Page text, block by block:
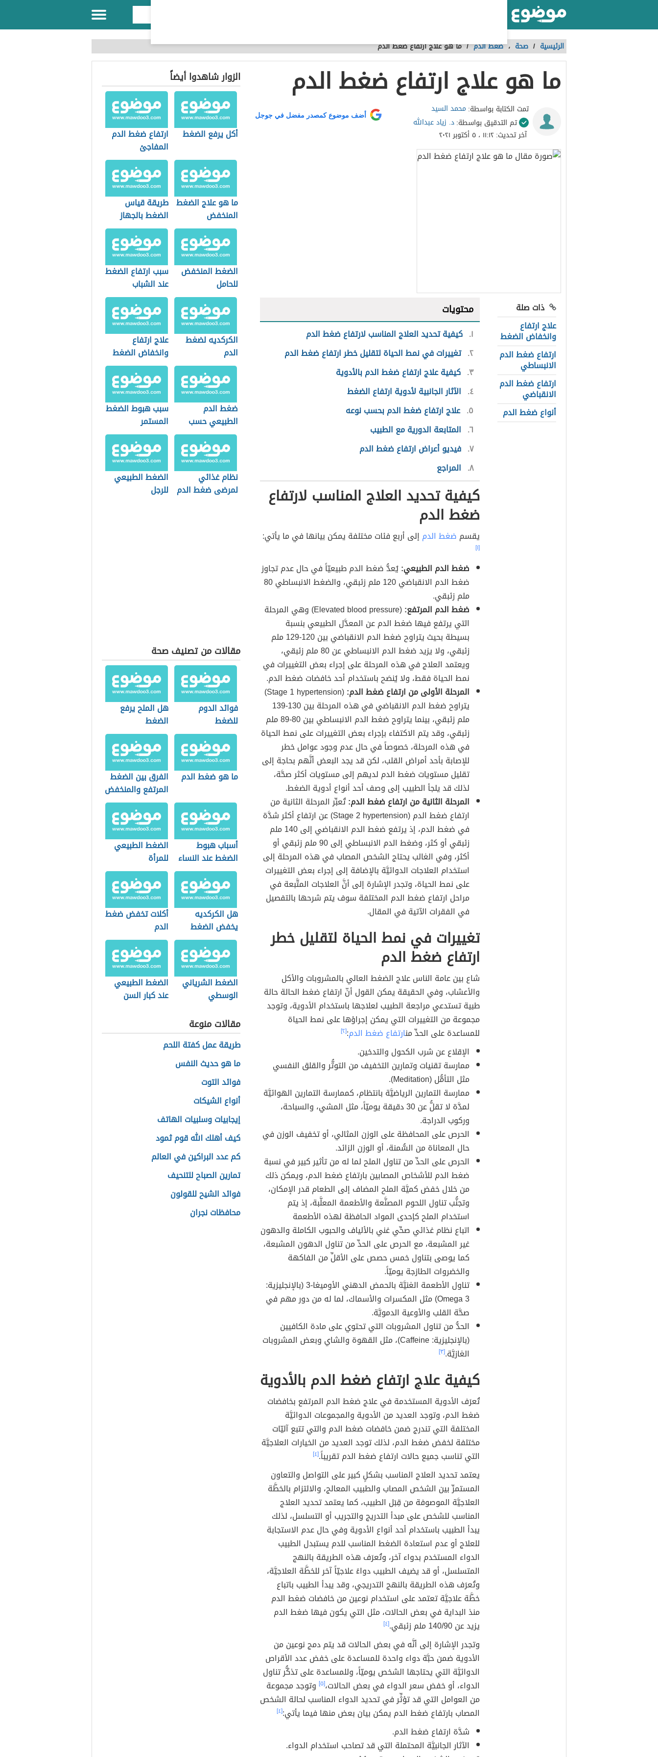
الرئيسية / صحة ،ضغط الدم /ما هو علاج ارتفاع ضغط الدم
ما هو علاج ارتفاع ضغط الدم
تمت الكتابة بواسطة: محمد السيد
تم التدقيق بواسطة:د. زياد عبدالله
آخر تحديث:١١:١٢ ، ٥ أكتوبر ٢٠٢١
أضف موضوع كمصدر مفضل في جوجل
ذات صلة
علاج ارتفاع
وانخفاض الضغط
ارتفاع ضغط الدم
الانبساطي
ارتفاع ضغط الدم
الانقباضي
أنواع ضغط الدم
محتويات
١ كيفية تحديد العلاج المناسب لارتفاع ضغط الدم
٢ تغييرات في نمط الحياة لتقليل خطر ارتفاع ضغط الدم
٣ كيفية علاج ارتفاع ضغط الدم بالأدوية
٤ الآثار الجانبية لأدوية ارتفاع الضغط
٥ علاج ارتفاع ضغط الدم بحسب نوعه
٦ المتابعة الدورية مع الطبيب
٧ فيديو أعراض ارتفاع ضغط الدم
٨ المراجع
كيفية تحديد العلاج المناسب لارتفاع
ضغط الدم
يقسم ضغط الدم إلى أربع فئات مختلفة يمكن بيانها في ما يأتي:
[١]
ضغط الدم الطبيعي:يُعدُّ ضغط الدم طبيعيّاً في حال عدم تجاوز
ضغط الدم الانقباضي 120 ملم زئبقي، والضغط الانبساطي 80
ملم زئبقي.
ضغط الدم المرتفع:
(Elevated blood pressure) وهي المرحلة
التي يرتفع فيها ضغط الدم عن المعدَّل الطبيعي بنسبة
بسيطة بحيث يتراوح ضغط الدم الانقباضي بين 120-129 ملم
زئبقي، ولا يزيد ضغط الدم الانبساطي عن 80 ملم زئبقي،
ويعتمد العلاج في هذه المرحلة على إجراء بعض التغييرات في
نمط الحياة فقط، ولا يُنصَح باستخدام أحد خافضات ضغط الدم.
المرحلة الأولى من ارتفاع ضغط الدم:
(Stage 1 hypertension)
يتراوح ضغط الدم الانقباضي في هذه المرحلة بين 130-139
ملم زئبقي، بينما يتراوح ضغط الدم الانبساطي بين 80-89 ملم
زئبقي، وقد يتم الاكتفاء بإجراء بعض التغييرات على نمط الحياة
في هذه المرحلة، خصوصاً في حال عدم وجود عوامل خطر
للإصابة بأحد أمراض القلب، لكن قد يجد البعض أنَّهم بحاجة إلى
تقليل مستويات ضغط الدم لديهم إلى مستويات أكثر صحَّة،
لذلك قد يلجأ الطبيب إلى وصف أحد أنواع أدوية الضغط.
المرحلة الثانية من ارتفاع ضغط الدم:تُعبِّر المرحلة الثانية من
ارتفاع ضغط الدم (Stage 2 hypertension) عن ارتفاع أكثر شدَّة
في ضغط الدم، إذ يرتفع ضغط الدم الانقباضي إلى 140 ملم
زئبقي أو كثر، وضغط الدم الانبساطي إلى 90 ملم زئبقي أو
أكثر، وفي الغالب يحتاج الشخص المصاب في هذه المرحلة إلى
استخدام العلاجات الدوائيَّة بالإضافة إلى إجراء بعض التغييرات
على نمط الحياة، وتجدر الإشارة إلى أنَّ العلاجات المتَّبعة في
مراحل ارتفاع ضغط الدم المختلفة سوف يتم شرحها بالتفصيل
في الفقرات الآتية في المقال.
تغييرات في نمط الحياة لتقليل خطر
ارتفاع ضغط الدم
شاع بين عامة الناس علاج الضغط العالي بالمشروبات والأكل
والأعشاب، وفي الحقيقة يمكن القول أنّ ارتفاع ضغط الحالة حالة
طبية تستدعي مراجعة الطبيب لعلاجها باستخدام الأدوية، وتوجد
مجموعة من التغييرات التي يمكن إجراؤها على نمط الحياة
للمساعدة على الحدِّ منارتفاع ضغط الدم:[٢]
الإقلاع عن شرب الكحول والتدخين.
ممارسة تقنيات وتمارين التخفيف من التوتُّر والقلق النفسي
مثل التأمُّل (Meditation).
ممارسة التمارين الرياضيَّة بانتظام، كممارسة التمارين الهوائيَّة
لمدَّة لا تقلُّ عن 30 دقيقة يوميّاً، مثل المشي، والسباحة،
وركوب الدراجة.
الحرص على المحافظة على الوزن المثالي، أو تخفيف الوزن في
حال المعاناة من السُّمنة، أو الوزن الزائد.
الحرص على الحدِّ من تناول الملح لما له من تأثير كبير في نسبة
ضغط الدم للأشخاص المصابين بارتفاع ضغط الدم، ويمكن ذلك
من خلال خفض كميَّة الملح المضاف إلى الطعام قدر الإمكان،
وتجنُّب تناول اللحوم المصنَّعة والأطعمة المعلَّبة، إذ يتم
استخدام الملح كإحدى المواد الحافظة لهذه الأطعمة
اتباع نظام غذائي صحِّي غني بالألياف والحبوب الكاملة والدهون
غير المشبعة، مع الحرص على الحدِّ من تناول الدهون المشبعة،
كما يوصى بتناول خمس حصص على الأقلِّ من الفاكهة
والخضروات الطازجة يوميّاً.
تناول الأطعمة الغنيَّة بالحمض الدهني الأوميغا-3 (بالإنجليزية:
Omega 3) مثل المكسرات والأسماك، لما له من دور مهم في
صحَّة القلب والأوعية الدمويَّة.
الحدُّ من تناول المشروبات التي تحتوي على مادة الكافيين
(بالإنجليزية: Caffeine)، مثل القهوة والشاي وبعض المشروبات
الغازيَّة.[٣]
كيفية علاج ارتفاع ضغط الدم بالأدوية
تُعرَف الأدوية المستخدمة في علاج ضغط الدم المرتفع بخافضات
ضغط الدم، وتوجد العديد من الأدوية والمجموعات الدوائيَّة
المختلفة التي تندرج ضمن خافضات ضغط الدم والتي تتبع آليّات
مختلفة لخفض ضغط الدم، لذلك توجد العديد من الخيارات العلاجيَّة
التي تناسب جميع حالات ارتفاع ضغط الدم تقريباً.[٤]
يعتمد تحديد العلاج المناسب بشكلٍ كبير على التواصل والتعاون
المستمرِّ بين الشخص المصاب والطبيب المعالج، والالتزام بالخطَّة
العلاجيَّة الموصوفة من قِبَل الطبيب، كما يعتمد تحديد العلاج
المناسب للشخص على مبدأ التدريج والتجريب أو التسلسل، لذلك
يبدأ الطبيب باستخدام أحد أنواع الأدوية وفي حال عدم الاستجابة
للعلاج أو عدم استعادة الضغط المناسب للدم يستبدل الطبيب
الدواء المستخدم بدواء آخر، وتُعرَف هذه الطريقة بالنهج
المتسلسل، أو قد يضيف الطبيب دواءً علاجيّاً آخر للخطَّة العلاجيَّة،
وتُعرَف هذه الطريقة بالنهج التدريجي، وقد يبدأ الطبيب باتباع
خطَّة علاجيَّة تعتمد على استخدام نوعين من خافضات ضغط الدم
منذ البداية في بعض الحالات، مثل التي يكون فيها ضغط الدم
يزيد عن 140/90 ملم زئبقي.
[٤]
وتجدر الإشارة إلى أنَّه في بعض الحالات قد يتم دمج نوعين من
الأدوية ضمن حبَّة دواء واحدة للمساعدة على خفض عدد الأقراص
الدوائيَّة التي يحتاجها الشخص يوميّاً، وللمساعدة على تذكُّر تناول
الدواء، أو خفض سعر الدواء في بعض الحالات،[٥]
وتوجد مجموعة
من العوامل التي قد تؤثِّر في تحديد الدواء المناسب لحالة الشخص
المصاب بارتفاع ضغط الدم يمكن بيان بعض منها فيما يأتي:[٤]
شدَّة ارتفاع ضغط الدم.
الآثار الجانبيَّة المحتملة التي قد تصاحب استخدام الدواء.
الزوار شاهدوا أيضاً
أكل يرفع الضغط
ارتفاع ضغط الدم
المفاجئ
ما هو علاج الضغط
المنخفض
طريقة قياس
الضغط بالجهاز
الزئبقي
الضغط المنخفض
للحامل
سبب ارتفاع الضغط
عند الشباب
الكركديه لضغط
الدم
علاج ارتفاع
وانخفاض الضغط
ضغط الدم
الطبيعي حسب
العمر
سبب هبوط الضغط
المستمر
نظام غذائي
لمرضى ضغط الدم
الضغط الطبيعي
للرجل
مقالات من تصنيف صحة
فوائد الدوم
للضغط
هل الملح يرفع
الضغط
ما هو ضغط الدم
الفرق بين الضغط
المرتفع والمنخفض
أسباب هبوط
الضغط عند النساء
الضغط الطبيعي
للمرأة
هل الكركديه
يخفض الضغط
أكلات تخفض ضغط
الدم
الضغط الشرياني
الوسطي
الضغط الطبيعي
عند كبار السن
مقالات منوعة
طريقة عمل كفتة اللحم
ما هو حديث النفس
فوائد التوت
أنواع الشيكات
إيجابيات وسلبيات الهاتف
كيف أهلك الله قوم ثمود
كم عدد البراكين في العالم
تمارين الصباح للتنحيف
فوائد الشيح للقولون
محافظات نجران